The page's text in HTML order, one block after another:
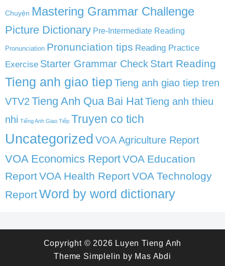
Chuyện Mastering Grammar Challenge
Picture Dictionary Pre-Intermediate Reading
Pronunciation Pronunciation tips Reading Practice
Exercise Starter Grammar Check Start Reading
Tieng anh giao tiep Tieng anh giao tiep tren
VTV2 Tieng Anh Qua Bai HatTieng anh thieu
nhi Tiếng Anh Giao Tiếp Truyen co tich
Uncategorized VOA Agriculture Report
VOA Economics ReportVOA Education
ReportVOA Health ReportVOA Technology
ReportWord by word dictionary
Copyright © 2026 Luyen Tieng Anh
Theme Simplelin by Mas Abdi